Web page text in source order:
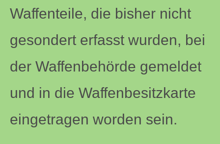
Waffenteile, die bisher nicht
gesondert erfasst wurden, bei
der Waffenbehörde gemeldet
und in die Waffenbesitzkarte
eingetragen worden sein.